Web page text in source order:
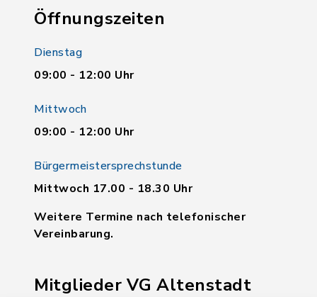
Öffnungszeiten
Dienstag
09:00 - 12:00 Uhr
Mittwoch
09:00 - 12:00 Uhr
Bürgermeistersprechstunde
Mittwoch 17.00 - 18.30 Uhr
Weitere Termine nach telefonischer
Vereinbarung.
Mitglieder VG Altenstadt